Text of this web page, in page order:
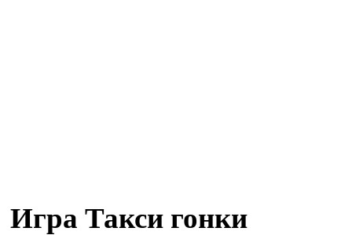
Игра Такси гонки